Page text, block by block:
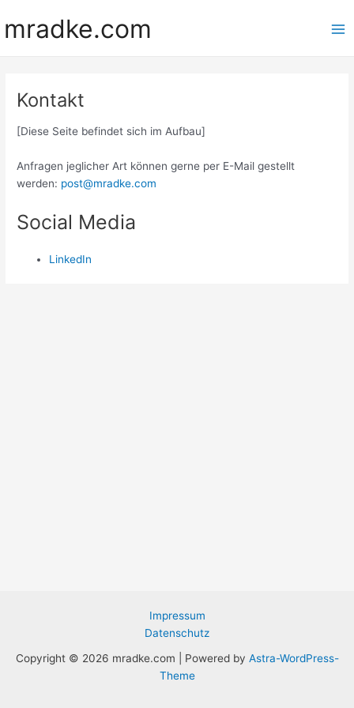
Inhalt
springen
mradke.com
Kontakt
[Diese Seite befindet sich im Aufbau]
Anfragen jeglicher Art können gerne per E-Mail gestellt
werden: post@mradke.com
Social Media
LinkedIn
Impressum
Datenschutz
Copyright © 2026 mradke.com | Powered by Astra-WordPress-
Theme